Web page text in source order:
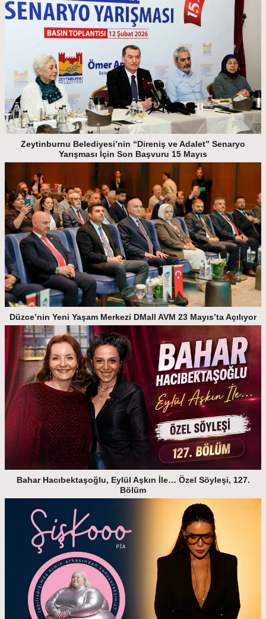
Zeytinburnu Belediyesi’nin “Direniş ve Adalet” Senaryo
Yarışması İçin Son Başvuru 15 Mayıs
Düzce’nin Yeni Yaşam Merkezi DMall AVM 23 Mayıs’ta Açılıyor
Bahar Hacıbektaşoğlu, Eylül Aşkın İle… Özel Söyleşi, 127.
Bölüm